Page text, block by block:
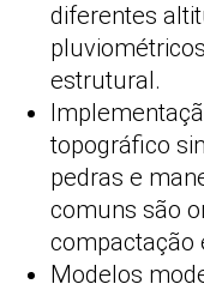
diferentes
estrutural.
topográfico
pedras e
comuns são
compactação
Modelos